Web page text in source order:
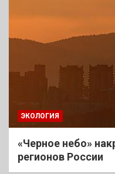
ЭКОЛОГИЯ
«Черное небо»
регионов России